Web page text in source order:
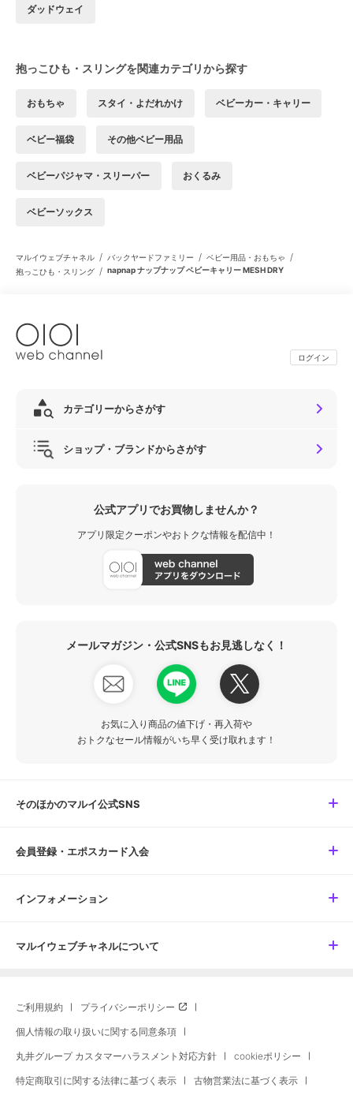
ダッドウェイ
抱っこひも・スリングを関連カテゴリから探す
おもちゃ スタイ・よだれかけ ベビーカー・キャリー
ベビー福袋 その他ベビー用品
ベビーパジャマ・スリーパー おくるみ
ベビーソックス
マルイウェブチャネル / バックヤードファミリー / ベビー用品・おもちゃ /
抱っこひも・スリング / napnap ナップナップ ベビーキャリー MESH DRY
ログイン
カテゴリーからさがす
ショップ・ブランドからさがす
公式アプリでお買物しませんか？
アプリ限定クーポンやおトクな情報を配信中！
メールマガジン・公式SNSもお見逃しなく！
お気に入り商品の値下げ・再入荷や
おトクなセール情報がいち早く受け取れます！
そのほかのマルイ公式SNS
会員登録・エポスカード入会
インフォメーション
マルイウェブチャネルについて
ご利用規約 プライバシーポリシー
個人情報の取り扱いに関する同意条項
丸井グループ カスタマーハラスメント対応方針 cookieポリシー
特定商取引に関する法律に基づく表示 古物営業法に基づく表示